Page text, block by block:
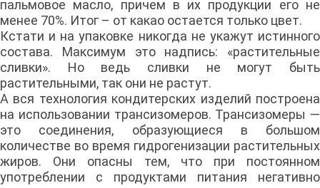
пальмовое масло, причем в их продукции его не
менее 70%. Итог – от какао остается только цвет.
Кстати и на упаковке никогда не укажут истинного
состава. Максимум это надпись: «растительные
сливки». Но ведь сливки не могут быть
растительными, так они не растут.
А вся технология кондитерских изделий построена
на использовании трансизомеров. Трансизомеры —
это соединения, образующиеся в большом
количестве во время гидрогенизации растительных
жиров. Они опасны тем, что при постоянном
употреблении с продуктами питания негативно